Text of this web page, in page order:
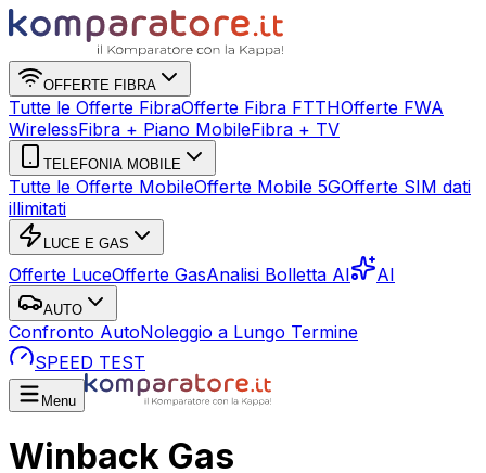
OFFERTE FIBRA
Tutte le Offerte FibraOfferte Fibra FTTHOfferte FWA
WirelessFibra + Piano MobileFibra + TV
TELEFONIA MOBILE
Tutte le Offerte MobileOfferte Mobile 5GOfferte SIM dati
illimitati
LUCE E GAS
Offerte LuceOfferte GasAnalisi Bolletta AI AI
AUTO
Confronto AutoNoleggio a Lungo Termine
SPEED TEST
Menu
Winback Gas